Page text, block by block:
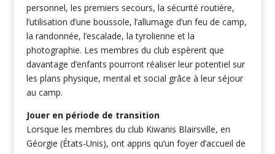
personnel, les premiers secours, la sécurité routière,
l’utilisation d’une boussole, l’allumage d’un feu de camp,
la randonnée, l’escalade, la tyrolienne et la
photographie. Les membres du club espèrent que
davantage d’enfants pourront réaliser leur potentiel sur
les plans physique, mental et social grâce à leur séjour
au camp.
Jouer en période de transition
Lorsque les membres du club Kiwanis Blairsville, en
Géorgie (États-Unis), ont appris qu’un foyer d’accueil de